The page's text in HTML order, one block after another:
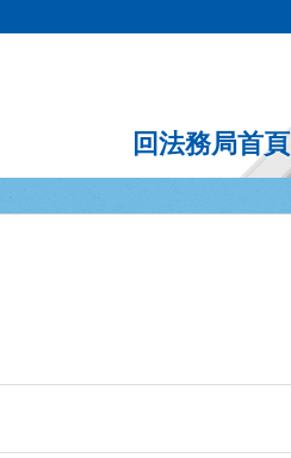
回法務局首頁